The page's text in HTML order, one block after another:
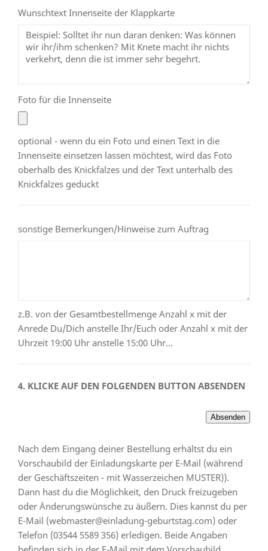
Wunschtext Innenseite der Klappkarte
Foto für die Innenseite
optional - wenn du ein Foto und einen Text in die
Innenseite einsetzen lassen möchtest, wird das Foto
oberhalb des Knickfalzes und der Text unterhalb des
Knickfalzes geduckt
sonstige Bemerkungen/Hinweise zum Auftrag
z.B. von der Gesamtbestellmenge Anzahl x mit der
Anrede Du/Dich anstelle Ihr/Euch oder Anzahl x mit der
Uhrzeit 19:00 Uhr anstelle 15:00 Uhr...
4. KLICKE AUF DEN FOLGENDEN BUTTON ABSENDEN
Nach dem Eingang deiner Bestellung erhältst du ein
Vorschaubild der Einladungskarte per E-Mail (während
der Geschäftszeiten - mit Wasserzeichen MUSTER)).
Dann hast du die Möglichkeit, den Druck freizugeben
oder Änderungswünsche zu äußern. Dies kannst du per
E-Mail (webmaster@einladung-geburtstag.com) oder
Telefon (03544 5589 356) erledigen. Beide Angaben